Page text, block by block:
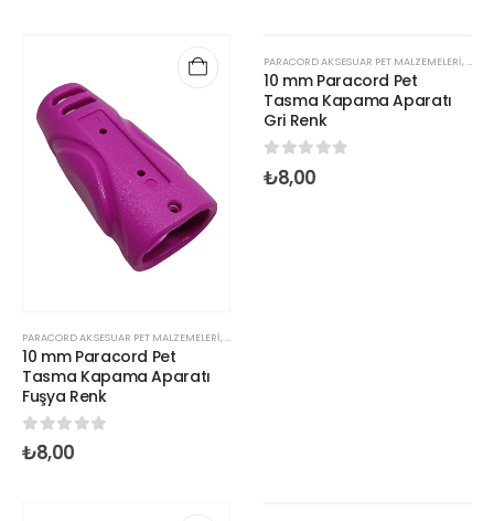
PARACORD AKSESUAR PET MALZEMELERİ,
10 mm Paracord Pet
Tasma Kapama Aparatı
Fuşya Renk
0 out of 5
₺8,00
PARACORD AKSESUAR PET MALZEMELERİ,
10 mm Paracord Pet
Tasma Kapama Aparatı
Gri Renk
0 out of 5
₺8,00